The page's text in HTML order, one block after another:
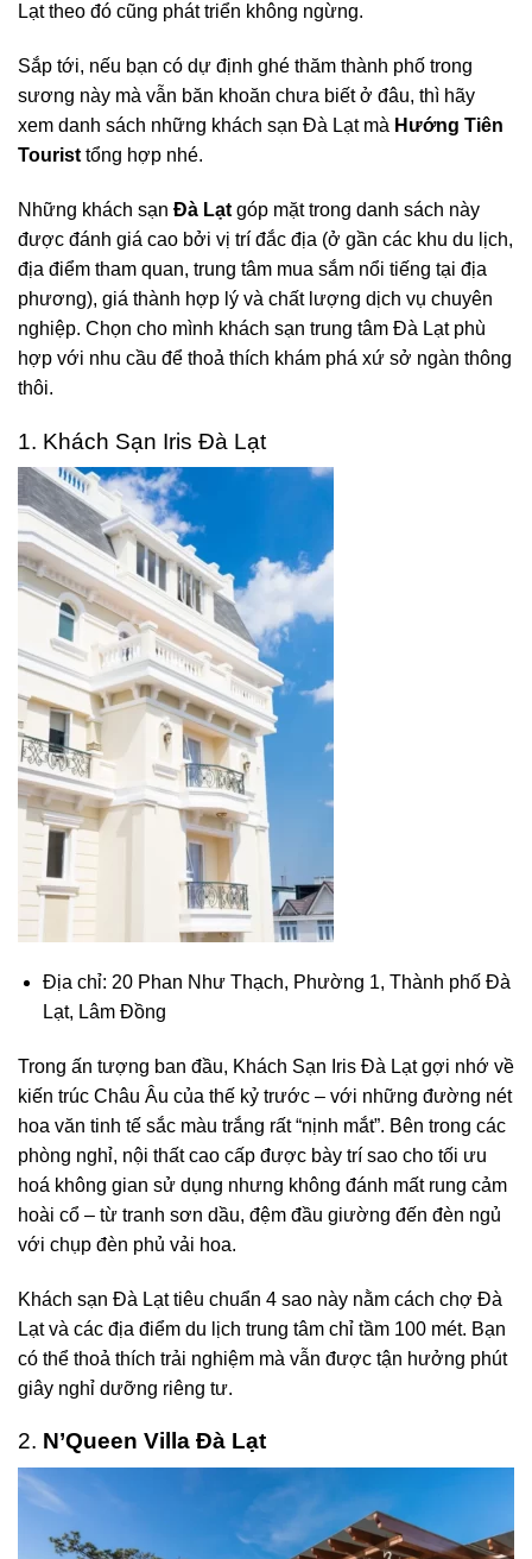
Lạt theo đó cũng phát triển không ngừng.
Sắp tới, nếu bạn có dự định ghé thăm thành phố trong
sương này mà vẫn băn khoăn chưa biết ở đâu, thì hãy
xem danh sách những khách sạn Đà Lạt mà Hướng Tiên
Tourist tổng hợp nhé.
Những khách sạn Đà Lạt góp mặt trong danh sách này
được đánh giá cao bởi vị trí đắc địa (ở gần các khu du lịch,
địa điểm tham quan, trung tâm mua sắm nổi tiếng tại địa
phương), giá thành hợp lý và chất lượng dịch vụ chuyên
nghiệp. Chọn cho mình khách sạn trung tâm Đà Lạt phù
hợp với nhu cầu để thoả thích khám phá xứ sở ngàn thông
thôi.
1. Khách Sạn Iris Đà Lạt
Địa chỉ: 20 Phan Như Thạch, Phường 1, Thành phố Đà
Lạt, Lâm Đồng
Trong ấn tượng ban đầu, Khách Sạn Iris Đà Lạtgợi nhớ về
kiến trúc Châu Âu của thế kỷ trước – với những đường nét
hoa văn tinh tế sắc màu trắng rất “nịnh mắt”. Bên trong các
phòng nghỉ, nội thất cao cấp được bày trí sao cho tối ưu
hoá không gian sử dụng nhưng không đánh mất rung cảm
hoài cổ – từ tranh sơn dầu, đệm đầu giường đến đèn ngủ
với chụp đèn phủ vải hoa.
Khách sạn Đà Lạt tiêu chuẩn 4 sao này nằm cách chợ Đà
Lạt và các địa điểm du lịch trung tâm chỉ tầm 100 mét. Bạn
có thể thoả thích trải nghiệm mà vẫn được tận hưởng phút
giây nghỉ dưỡng riêng tư.
2. N’Queen Villa Đà Lạt